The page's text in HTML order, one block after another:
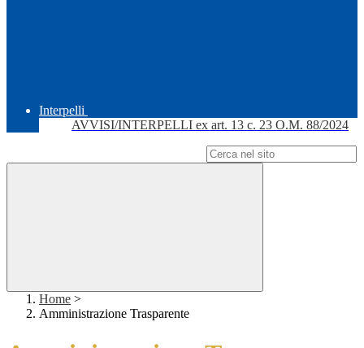
Interpelli
AVVISI/INTERPELLI ex art. 13 c. 23 O.M. 88/2024
Home >
Amministrazione Trasparente